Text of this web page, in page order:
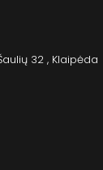
32 , Klaipėda